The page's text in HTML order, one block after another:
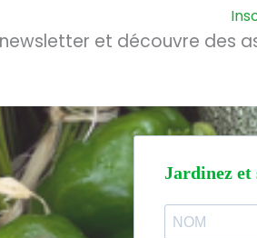
et découvre des
Jardinez et